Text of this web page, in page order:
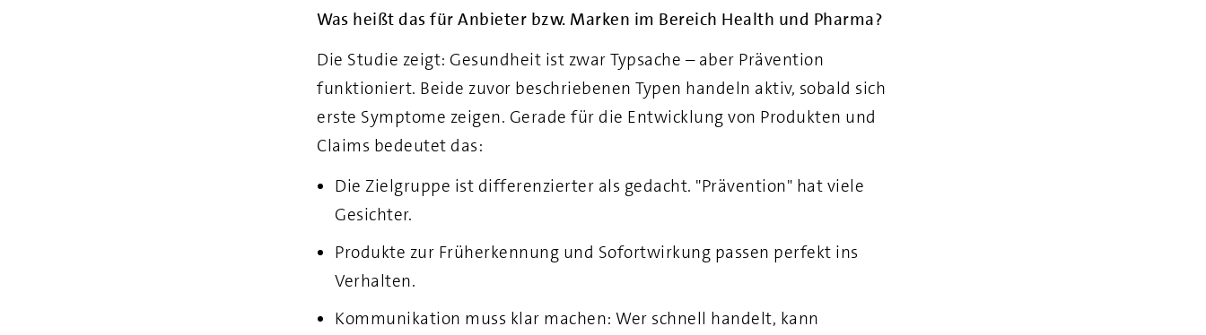
Was heißt das für Anbieter bzw. Marken im Bereich Health und Pharma?
Die Studie zeigt: Gesundheit ist zwar Typsache – aber Prävention
funktioniert. Beide zuvor beschriebenen Typen handeln aktiv, sobald sich
erste Symptome zeigen. Gerade für die Entwicklung von Produkten und
Claims bedeutet das:
Die Zielgruppe ist differenzierter als gedacht. "Prävention" hat viele
Gesichter.
Produkte zur Früherkennung und Sofortwirkung passen perfekt ins
Verhalten.
Kommunikation muss klar machen: Wer schnell handelt, kann